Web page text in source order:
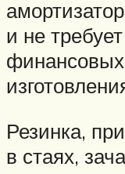
и не
финансовых
Резинка,
в стаях,